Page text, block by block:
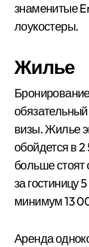
знаменитые
лоукостеры.
Жилье
визы. Жилье
обойдется в
больше стоят
за гостиницу
минимум 13
Аренда